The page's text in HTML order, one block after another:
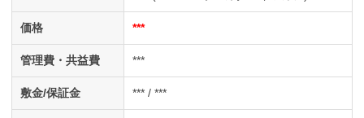
価格 ***
管理費・共益費 ***
敷金/保証金 *** / ***